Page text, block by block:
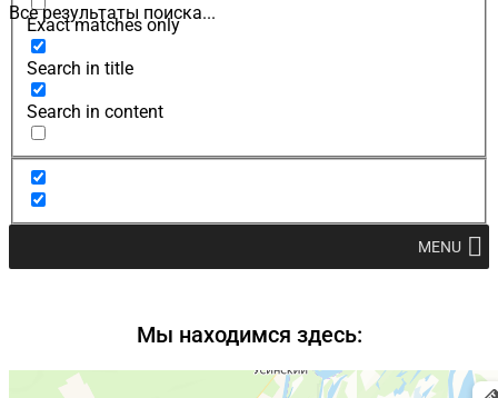
Все результаты поиска...
Exact matches only
Search in title
Search in content
MENU
Мы находимся здесь: